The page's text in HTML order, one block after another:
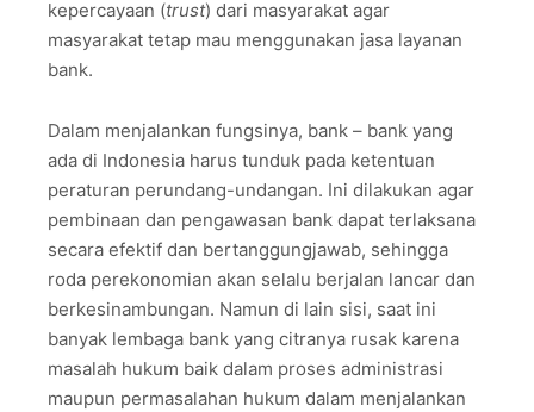
kepercayaan (trust) dari masyarakat agar
masyarakat tetap mau menggunakan jasa layanan
bank.
Dalam menjalankan fungsinya, bank – bank yang
ada di Indonesia harus tunduk pada ketentuan
peraturan perundang-undangan. Ini dilakukan agar
pembinaan dan pengawasan bank dapat terlaksana
secara efektif dan bertanggungjawab, sehingga
roda perekonomian akan selalu berjalan lancar dan
berkesinambungan. Namun di lain sisi, saat ini
banyak lembaga bank yang citranya rusak karena
masalah hukum baik dalam proses administrasi
maupun permasalahan hukum dalam menjalankan